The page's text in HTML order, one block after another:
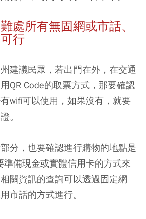
處所有無固網或市話、
行
建議民眾，若出門在外，在交通
QR Code的取票方式，那要確認
wifi可以使用，如果沒有，就要
。
分，也要確認進行購物的地點是
準備現金或實體信用卡的方式來
關資訊的查詢可以透過固定網
市話的方式進行。